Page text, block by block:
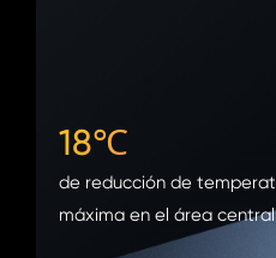
18℃
de reducción de
máxima en el área